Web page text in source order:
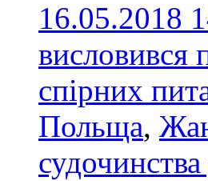
16.05.2018
висловився
спірних
Польща,